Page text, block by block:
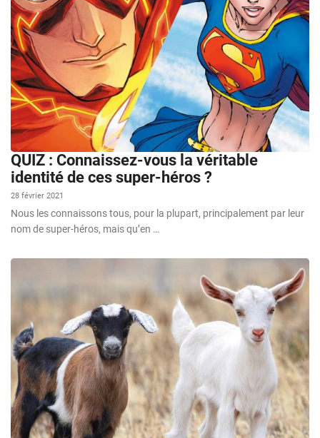
QUIZ : Connaissez-vous la véritable
identité de ces super-héros ?
28 février 2021
Nous les connaissons tous, pour la plupart, principalement par leur
nom de super-héros, mais qu’en …